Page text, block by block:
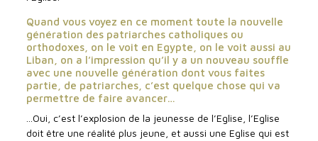
Quand vous voyez en ce moment toute la nouvelle
génération des patriarches catholiques ou
orthodoxes, on le voit en Egypte, on le voit aussi au
Liban, on a l’impression qu’il y a un nouveau souffle
avec une nouvelle génération dont vous faites
partie, de patriarches, c’est quelque chose qui va
permettre de faire avancer…
...Oui, c’est l’explosion de la jeunesse de l’Eglise, l’Eglise
doit être une réalité plus jeune, et aussi une Eglise qui est